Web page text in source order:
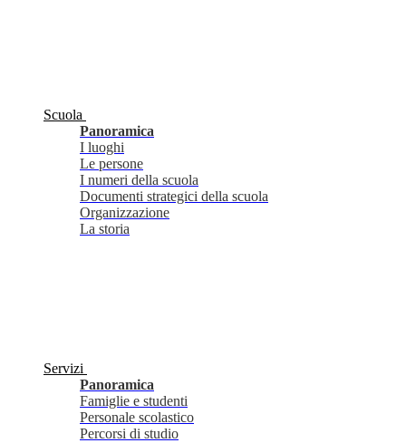
Scuola
Panoramica
I luoghi
Le persone
I numeri della scuola
Documenti strategici della scuola
Organizzazione
La storia
Servizi
Panoramica
Famiglie e studenti
Personale scolastico
Percorsi di studio